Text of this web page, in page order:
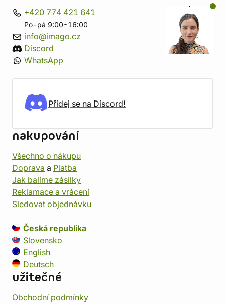
+420 774 421 641
Po-pá 9:00-16:00
info@imago.cz
Discord
WhatsApp
Přidej se na Discord!
nakupování
Všechno o nákupu
Doprava a Platba
Jak balíme zásilky
Reklamace a vrácení
Sledovat objednávku
Česká republika
Slovensko
English
Deutsch
užitečné
Obchodní podmínky